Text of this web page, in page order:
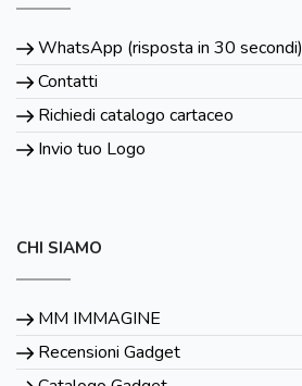
WhatsApp (risposta in 30 secondi)
Contatti
Richiedi catalogo cartaceo
Invio tuo Logo
CHI SIAMO
MM IMMAGINE
Recensioni Gadget